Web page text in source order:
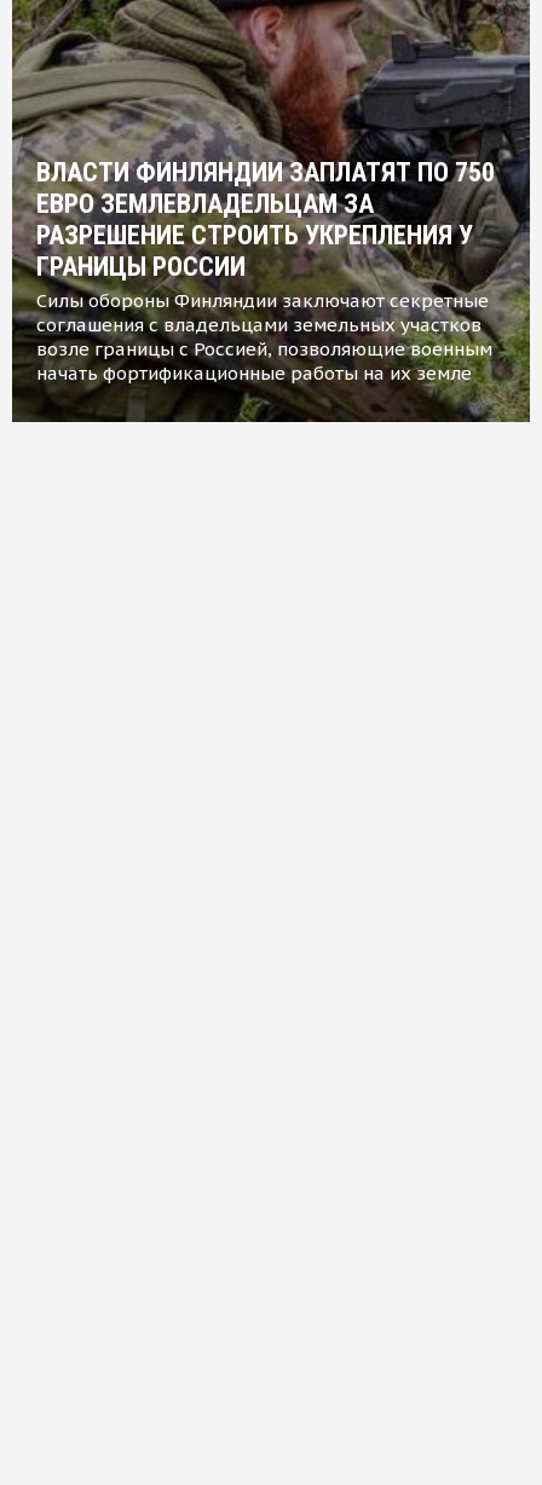
ВЛАСТИ ФИНЛЯНДИИ ЗАПЛАТЯТ ПО 750
ЕВРО ЗЕМЛЕВЛАДЕЛЬЦАМ ЗА
РАЗРЕШЕНИЕ СТРОИТЬ УКРЕПЛЕНИЯ У
ГРАНИЦЫ РОССИИ
Силы обороны Финляндии заключают секретные
соглашения с владельцами земельных участков
возле границы с Россией, позволяющие военным
начать фортификационные работы на их земле